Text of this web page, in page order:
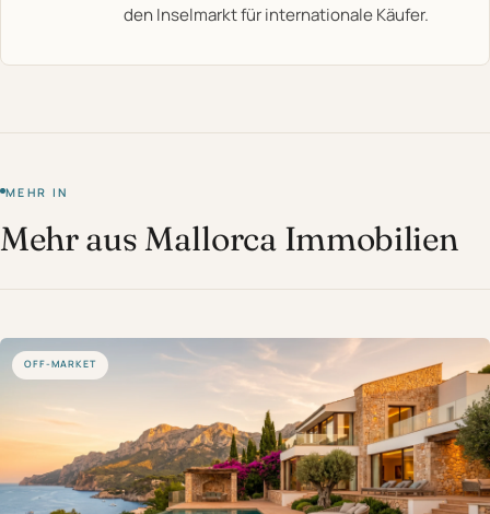
den Inselmarkt für internationale Käufer.
MEHR IN
Mehr aus Mallorca Immobilien
OFF-MARKET